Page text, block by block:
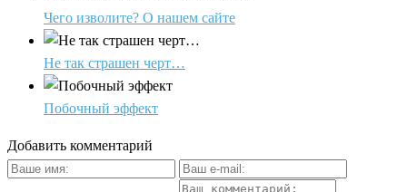
Чего изволите? О нашем сайте
Не так страшен черт…
Побочный эффект
Добавить комментарий